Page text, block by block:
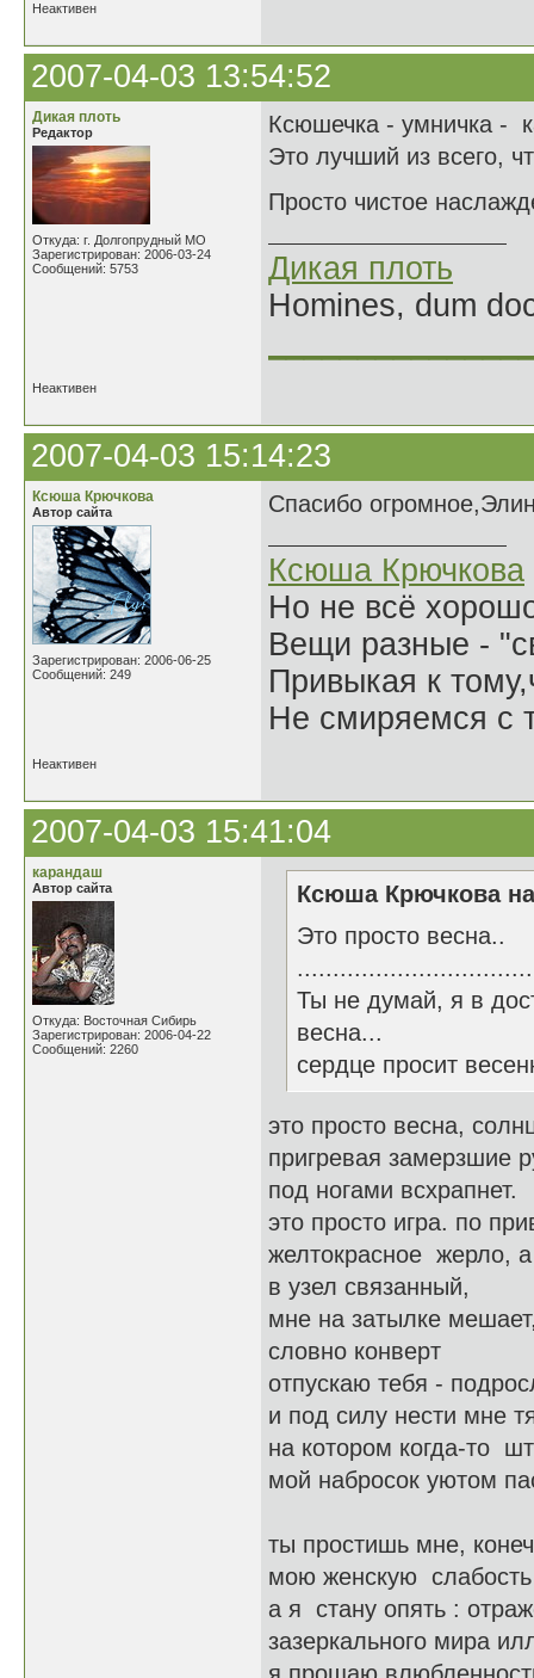
Неактивен
2007-04-03 13:54:52
Дикая плоть
Редактор
Откуда: г. Долгопрудный МО
Зарегистрирован: 2006-03-24
Сообщений: 5753
Ксюшечка - умничка -
Это лучший из всего,
Просто чистое
Дикая плоть
Homines, dum
Неактивен
2007-04-03 15:14:23
Ксюша Крючкова
Автор сайта
Зарегистрирован: 2006-06-25
Сообщений: 249
Спасибо
Ксюша Крючкова
Но не всё
Вещи разные -
Привыкая к
Не смиряемся с
Неактивен
2007-04-03 15:41:04
карандаш
Автор сайта
Откуда: Восточная Сибирь
Зарегистрирован: 2006-04-22
Сообщений: 2260
Ксюша Крючкова
Это просто весна..
Ты не думай, я в
весна...
сердце просит
это просто весна,
пригревая замерзшие
под ногами всхрапнет.
это просто игра. по
желтокрасное жерло, а
в узел связанный,
мне на затылке
словно конверт
отпускаю тебя -
и под силу нести мне
на котором когда-то
мой набросок уютом
ты простишь мне,
мою женскую
а я стану опять :
зазеркального мира